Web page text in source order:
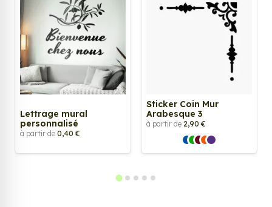
Lettrage mural
personnalisé
à partir de 0,40 €
Sticker Coin Mur
Arabesque 3
à partir de 2,90 €